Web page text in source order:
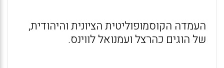
העמדה הקוסמופוליטית הציונית והיהודית,
של הוגים כהרצל ועמנואל לווינס.